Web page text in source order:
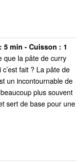
5 min - Cuisson : 1
que la pâte de curry
fait ? La pâte de
un incontournable de
plus souvent
sert de base pour une